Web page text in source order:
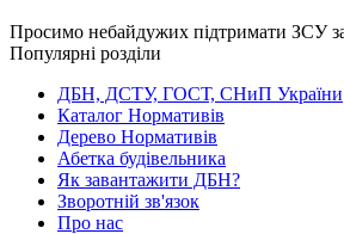
Просимо небайдужих підтримати ЗСУ
Популярні розділи
ДБН, ДСТУ, ГОСТ, СНиП України
Каталог Нормативів
Дерево Нормативів
Абетка будівельника
Як завантажити ДБН?
Зворотній зв'язок
Про нас